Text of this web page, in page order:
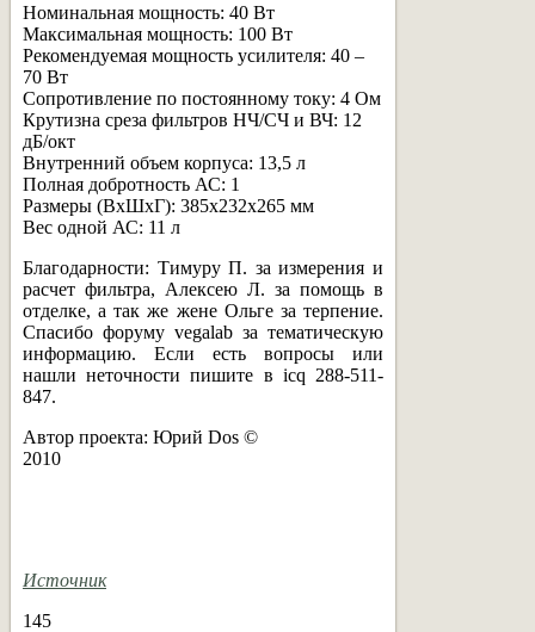
Номинальная мощность: 40 Вт
Максимальная мощность: 100 Вт
Рекомендуемая мощность усилителя: 40 –
70 Вт
Сопротивление по постоянному току: 4 Ом
Крутизна среза фильтров НЧ/СЧ и ВЧ: 12
дБ/окт
Внутренний объем корпуса: 13,5 л
Полная добротность АС: 1
Размеры (ВхШхГ): 385х232х265 мм
Вес одной АС: 11 л
Благодарности: Тимуру П. за измерения и
расчет фильтра, Алексею Л. за помощь в
отделке, а так же жене Ольге за терпение.
Спасибо форуму vegalab за тематическую
информацию. Если есть вопросы или
нашли неточности пишите в icq 288-511-
847.
Автор проекта: Юрий Dos ©
2010
Источник
145